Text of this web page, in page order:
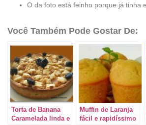
O da foto está feinho porque já tinha
Você Também Pode Gostar De:
Torta de Banana
Caramelada linda e
Muffin de Laranja
fácil e rapidíssimo